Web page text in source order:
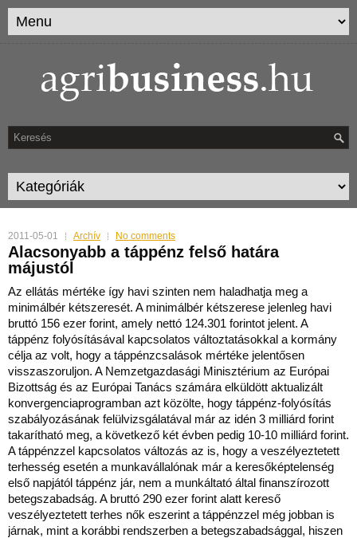
2011-05-01 Archív No comments
Alacsonyabb a táppénz felső határa
májustól
Az ellátás mértéke így havi szinten nem haladhatja meg a
minimálbér kétszeresét. A minimálbér kétszerese jelenleg havi
bruttó 156 ezer forint, amely nettó 124.301 forintot jelent. A
táppénz folyósításával kapcsolatos változtatásokkal a kormány
célja az volt, hogy a táppénzcsalások mértéke jelentősen
visszaszoruljon. A Nemzetgazdasági Minisztérium az Európai
Bizottság és az Európai Tanács számára elküldött aktualizált
konvergenciaprogramban azt közölte, hogy táppénz-folyósítás
szabályozásának felülvizsgálatával már az idén 3 milliárd forint
takarítható meg, a következő két évben pedig 10-10 milliárd forint.
A táppénzzel kapcsolatos változás az is, hogy a veszélyeztetett
terhesség esetén a munkavállalónak már a keresőképtelenség
első napjától táppénz jár, nem a munkáltató által finanszírozott
betegszabadság. A bruttó 290 ezer forint alatt kereső
veszélyeztetett terhes nők eszerint a táppénzzel még jobban is
járnak, mint a korábbi rendszerben a betegszabadsággal, hiszen